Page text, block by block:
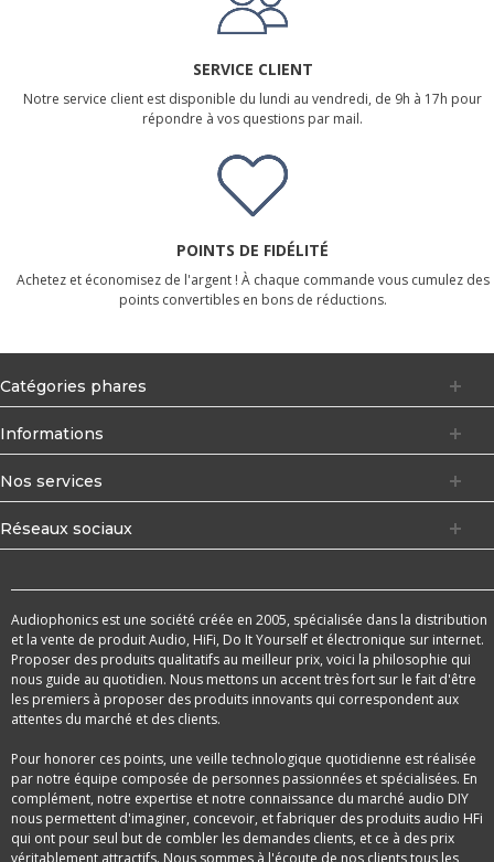
SERVICE CLIENT
Notre service client est disponible du lundi au vendredi, de 9h à 17h pour
répondre à vos questions par mail.
POINTS DE FIDÉLITÉ
Achetez et économisez de l'argent ! À chaque commande vous cumulez des
points convertibles en bons de réductions.
Catégories phares
Informations
Nos services
Réseaux sociaux
Audiophonics est une société créée en 2005, spécialisée dans la distribution
et la vente de produit Audio, HiFi, Do It Yourself et électronique sur internet.
Proposer des produits qualitatifs au meilleur prix, voici la philosophie qui
nous guide au quotidien. Nous mettons un accent très fort sur le fait d'être
les premiers à proposer des produits innovants qui correspondent aux
attentes du marché et des clients.
Pour honorer ces points, une veille technologique quotidienne est réalisée
par notre équipe composée de personnes passionnées et spécialisées. En
complément, notre expertise et notre connaissance du marché audio DIY
nous permettent d'imaginer, concevoir, et fabriquer des produits audio HFi
qui ont pour seul but de combler les demandes clients, et ce à des prix
véritablement attractifs. Nous sommes à l'écoute de nos clients tous les